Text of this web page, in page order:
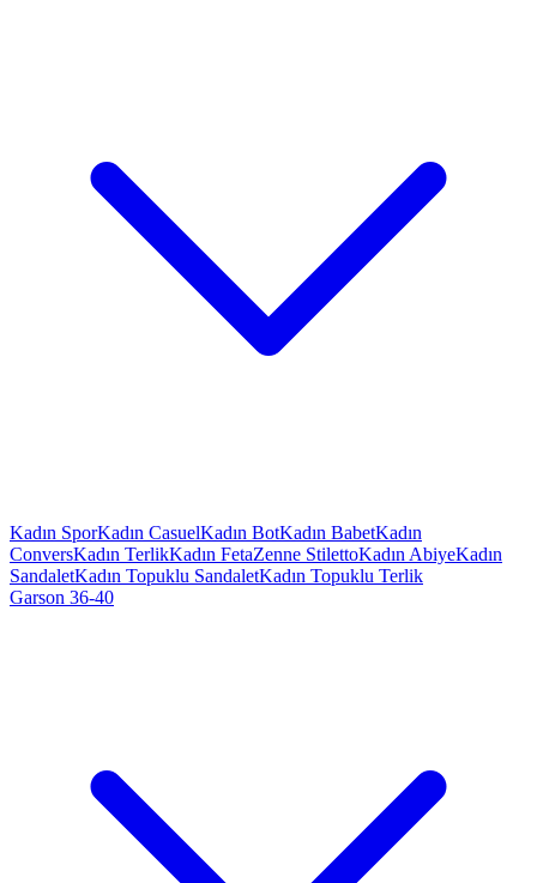
Kadın SporKadın CasuelKadın BotKadın BabetKadın
ConversKadın TerlikKadın FetaZenne StilettoKadın AbiyeKadın
SandaletKadın Topuklu SandaletKadın Topuklu Terlik
Garson 36-40